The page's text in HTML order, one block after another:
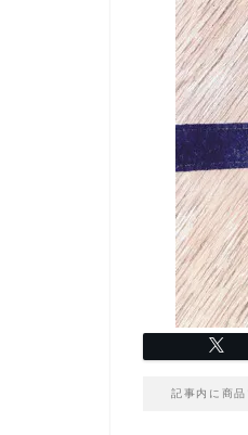
記事内に商